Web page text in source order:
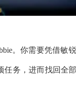
。你需要凭借敏
务，进而找回全